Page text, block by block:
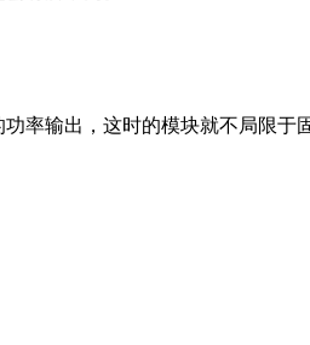
率输出，这时的模块就不局限